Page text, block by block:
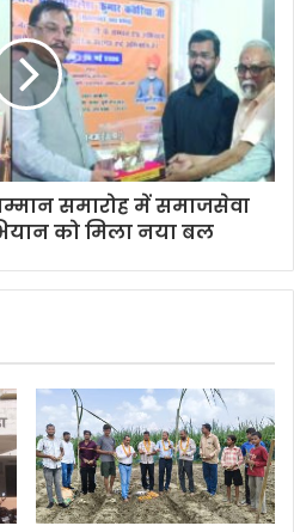
समारोह में समाजसेवा
को मिला नया बल